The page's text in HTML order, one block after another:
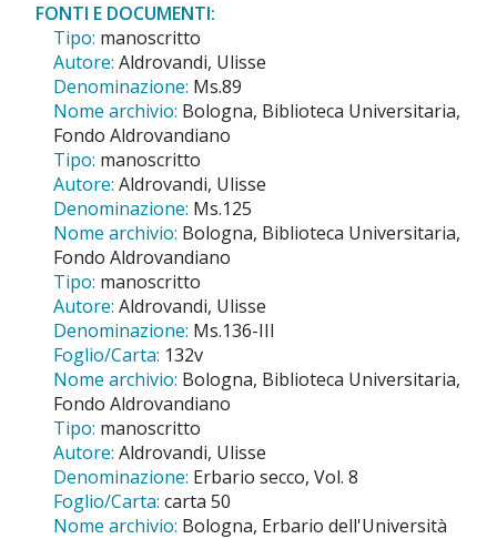
FONTI E DOCUMENTI:
Tipo: manoscritto
Autore: Aldrovandi, Ulisse
Denominazione: Ms.89
Nome archivio: Bologna, Biblioteca Universitaria,
Fondo Aldrovandiano
Tipo: manoscritto
Autore: Aldrovandi, Ulisse
Denominazione: Ms.125
Nome archivio: Bologna, Biblioteca Universitaria,
Fondo Aldrovandiano
Tipo: manoscritto
Autore: Aldrovandi, Ulisse
Denominazione: Ms.136-III
Foglio/Carta: 132v
Nome archivio: Bologna, Biblioteca Universitaria,
Fondo Aldrovandiano
Tipo: manoscritto
Autore: Aldrovandi, Ulisse
Denominazione: Erbario secco, Vol. 8
Foglio/Carta: carta 50
Nome archivio: Bologna, Erbario dell'Università